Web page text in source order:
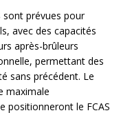
sont prévues pour
avec des capacités
après-brûleurs
permettant des
sans précédent. Le
maximale
positionneront le FCAS